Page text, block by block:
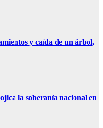
y caída de un árbol,
la soberanía nacional en